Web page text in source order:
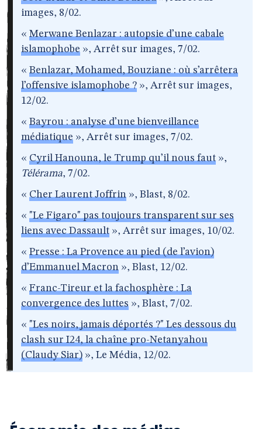
images, 8/02.
« Merwane Benlazar : autopsie d’une cabale
islamophobe », Arrêt sur images, 7/02.
« Benlazar, Mohamed, Bouziane : où s’arrêtera
l’offensive islamophobe ? », Arrêt sur images,
12/02.
« Bayrou : analyse d’une bienveillance
médiatique », Arrêt sur images, 7/02.
« Cyril Hanouna, le Trump qu’il nous faut »,
Télérama, 7/02.
« Cher Laurent Joffrin », Blast, 8/02.
« "Le Figaro" pas toujours transparent sur ses
liens avec Dassault », Arrêt sur images, 10/02.
« Presse : La Provence au pied (de l’avion)
d’Emmanuel Macron », Blast, 12/02.
« Franc-Tireur et la fachosphère : La
convergence des luttes », Blast, 7/02.
« "Les noirs, jamais déportés ?" Les dessous du
clash sur I24, la chaîne pro-Netanyahou
(Claudy Siar) », Le Média, 12/02.